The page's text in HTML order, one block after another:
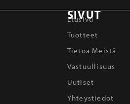
SIVUT
Etusivu
Tuotteet
Tietoa Meistä
Vastuullisuus
Uutiset
Yhteystiedot